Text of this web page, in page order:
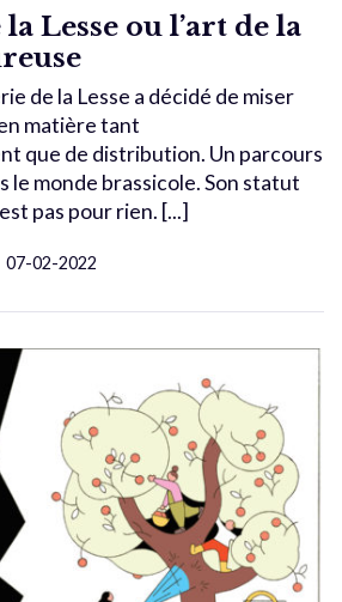
Lesse ou l’art de la
de la Lesse a décidé de miser
matière tant
que de distribution. Un parcours
le monde brassicole. Son statut
pas pour rien. [...]
07-02-2022